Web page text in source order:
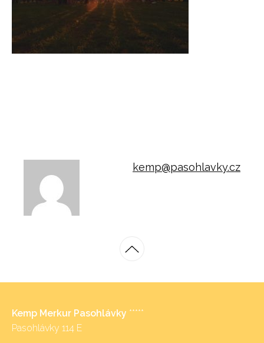
kemp@pasohlavky.cz
Kemp Merkur Pasohlávky *****
Pasohlávky 114 E